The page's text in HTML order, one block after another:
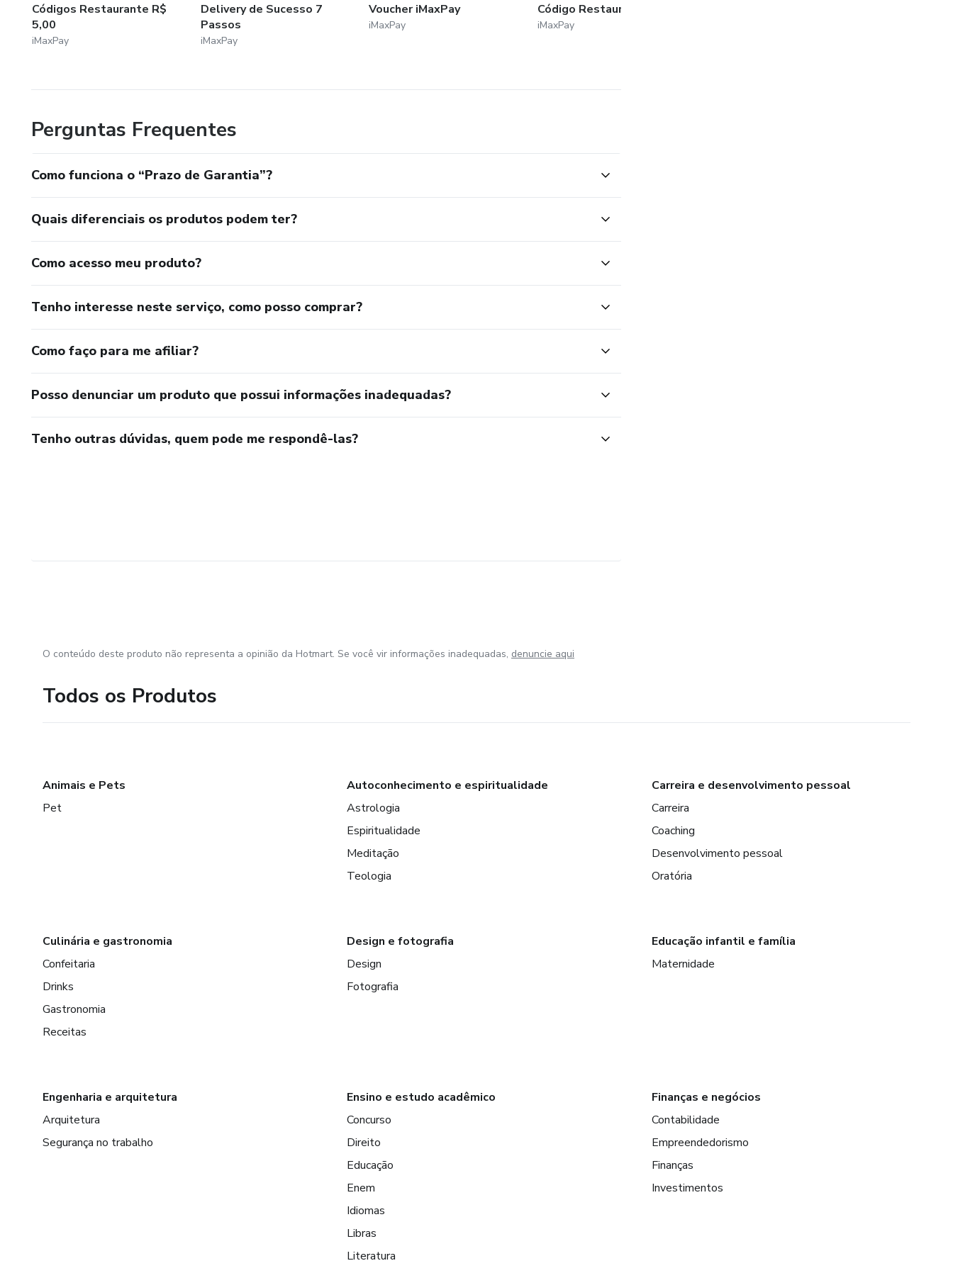
Códigos Restaurante R$
5,00
iMaxPay
Delivery de Sucesso 7
Passos
iMaxPay
Voucher iMaxPay
iMaxPay
Código Restaurante R$ 6,00
iMaxPay
Perguntas Frequentes
Como funciona o “Prazo de Garantia”?
Quais diferenciais os produtos podem ter?
Como acesso meu produto?
Tenho interesse neste serviço, como posso comprar?
Como faço para me afiliar?
Posso denunciar um produto que possui informações inadequadas?
Tenho outras dúvidas, quem pode me respondê-las?
O conteúdo deste produto não representa a opinião da Hotmart. Se você vir informações inadequadas, denuncie aqui
Todos os Produtos
Animais e Pets
Pet
Autoconhecimento e espiritualidade
Astrologia
Espiritualidade
Meditação
Teologia
Carreira e desenvolvimento pessoal
Carreira
Coaching
Desenvolvimento pessoal
Oratória
Culinária e gastronomia
Confeitaria
Drinks
Gastronomia
Receitas
Design e fotografia
Design
Fotografia
Educação infantil e família
Maternidade
Engenharia e arquitetura
Arquitetura
Segurança no trabalho
Ensino e estudo acadêmico
Concurso
Direito
Educação
Enem
Idiomas
Libras
Literatura
Finanças e negócios
Contabilidade
Empreendedorismo
Finanças
Investimentos